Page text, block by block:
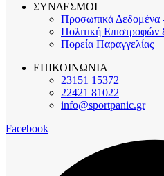
ΣΥΝΔΕΣΜΟΙ
Προσωπικά Δεδομένα
Πολιτική
Πορεία Παραγγελίας
ΕΠΙΚΟΙΝΩΝΙΑ
23151 15372
22421 81022
info@sportpanic.gr
Facebook